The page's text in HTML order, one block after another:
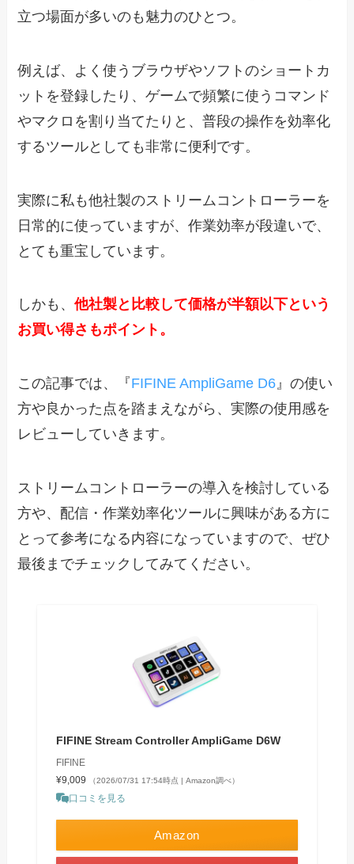
立つ場面が多いのも魅力のひとつ。
例えば、よく使うブラウザやソフトのショートカ
ットを登録したり、ゲームで頻繁に使うコマンド
やマクロを割り当てたりと、普段の操作を効率化
するツールとしても非常に便利です。
実際に私も他社製のストリームコントローラーを
日常的に使っていますが、作業効率が段違いで、
とても重宝しています。
しかも、他社製と比較して価格が半額以下という
お買い得さもポイント。
この記事では、『FIFINE AmpliGame D6』の使い
方や良かった点を踏まえながら、実際の使用感を
レビューしていきます。
ストリームコントローラーの導入を検討している
方や、配信・作業効率化ツールに興味がある方に
とって参考になる内容になっていますので、ぜひ
最後までチェックしてみてください。
FIFINE Stream Controller AmpliGame D6W
FIFINE
¥9,009
（2026/07/31 17:54時点 | Amazon調べ）
口コミを見る
Amazon